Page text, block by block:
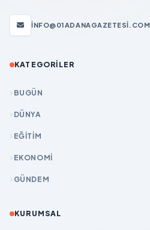
INFO@01ADANAGAZETESI.COM
KATEGORILER
BUGÜN
DÜNYA
EĞİTİM
EKONOMİ
GÜNDEM
KURUMSAL